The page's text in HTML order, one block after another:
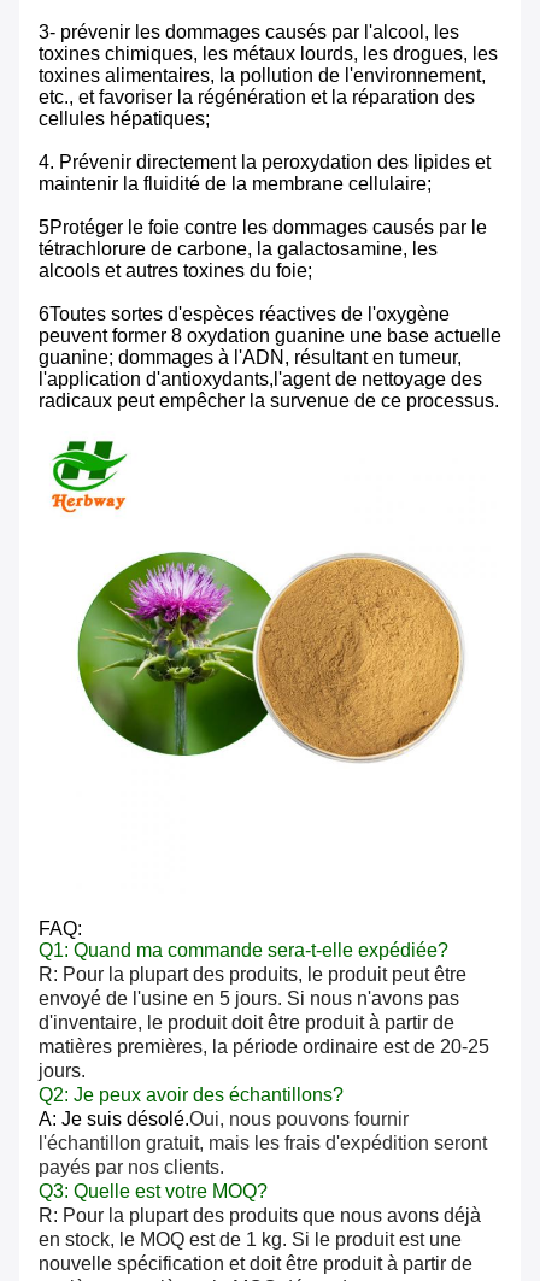
3- prévenir les dommages causés par l'alcool, les
toxines chimiques, les métaux lourds, les drogues, les
toxines alimentaires, la pollution de l'environnement,
etc., et favoriser la régénération et la réparation des
cellules hépatiques;
4. Prévenir directement la peroxydation des lipides et
maintenir la fluidité de la membrane cellulaire;
5Protéger le foie contre les dommages causés par le
tétrachlorure de carbone, la galactosamine, les
alcools et autres toxines du foie;
6Toutes sortes d'espèces réactives de l'oxygène
peuvent former 8 oxydation guanine une base actuelle
guanine; dommages à l'ADN, résultant en tumeur,
l'application d'antioxydants,l'agent de nettoyage des
radicaux peut empêcher la survenue de ce processus.
FAQ:
Q1: Quand ma commande sera-t-elle expédiée?
R: Pour la plupart des produits, le produit peut être
envoyé de l'usine en 5 jours. Si nous n'avons pas
d'inventaire, le produit doit être produit à partir de
matières premières, la période ordinaire est de 20-25
jours.
Q2: Je peux avoir des échantillons?
A: Je suis désolé.Oui, nous pouvons fournir
l'échantillon gratuit, mais les frais d'expédition seront
payés par nos clients.
Q3: Quelle est votre MOQ?
R: Pour la plupart des produits que nous avons déjà
en stock, le MOQ est de 1 kg. Si le produit est une
nouvelle spécification et doit être produit à partir de